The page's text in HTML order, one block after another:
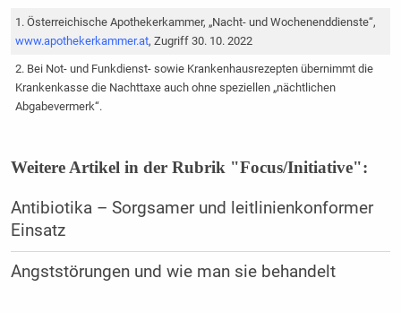
Österreichische Apothekerkammer, „Nacht- und Wochenenddienste“,
www.apothekerkammer.at, Zugriff 30. 10. 2022
Bei Not- und Funkdienst- sowie Krankenhausrezepten übernimmt die
Krankenkasse die Nachttaxe auch ohne speziellen „nächtlichen
Abgabevermerk“.
Weitere Artikel in der Rubrik "Focus/Initiative":
Antibiotika – Sorgsamer und leitlinienkonformer
Einsatz
Angststörungen und wie man sie behandelt